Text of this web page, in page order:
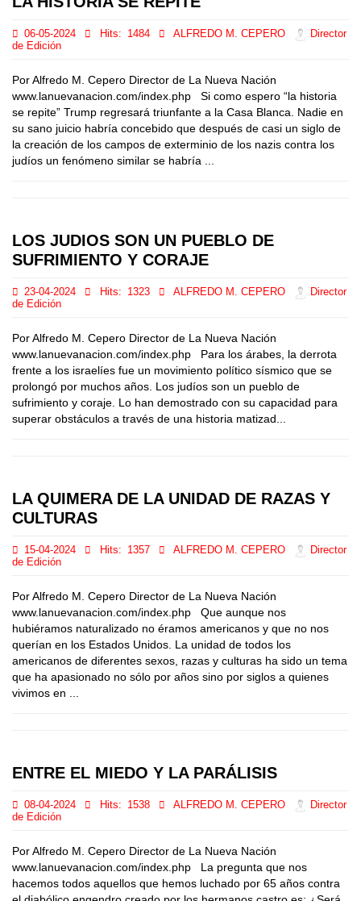
06-05-2024 Hits: 1484 ALFREDO M. CEPERO
Director
de Edición
Por Alfredo M. Cepero Director de La Nueva Nación
www.lanuevanacion.com/index.php Si como espero “la historia
se repite” Trump regresará triunfante a la Casa Blanca. Nadie en
su sano juicio habría concebido que después de casi un siglo de
la creación de los campos de exterminio de los nazis contra los
judíos un fenómeno similar se habría ...
LOS JUDIOS SON UN PUEBLO DE
SUFRIMIENTO Y CORAJE
23-04-2024 Hits: 1323 ALFREDO M. CEPERO
Director
de Edición
Por Alfredo M. Cepero Director de La Nueva Nación
www.lanuevanacion.com/index.php Para los árabes, la derrota
frente a los israelíes fue un movimiento político sísmico que se
prolongó por muchos años. Los judíos son un pueblo de
sufrimiento y coraje. Lo han demostrado con su capacidad para
superar obstáculos a través de una historia matizad...
LA QUIMERA DE LA UNIDAD DE RAZAS Y
CULTURAS
15-04-2024 Hits: 1357 ALFREDO M. CEPERO
Director
de Edición
Por Alfredo M. Cepero Director de La Nueva Nación
www.lanuevanacion.com/index.php Que aunque nos
hubiéramos naturalizado no éramos americanos y que no nos
querían en los Estados Unidos. La unidad de todos los
americanos de diferentes sexos, razas y culturas ha sido un tema
que ha apasionado no sólo por años sino por siglos a quienes
vivimos en ...
ENTRE EL MIEDO Y LA PARÁLISIS
08-04-2024 Hits: 1538 ALFREDO M. CEPERO
Director
de Edición
Por Alfredo M. Cepero Director de La Nueva Nación
www.lanuevanacion.com/index.php La pregunta que nos
hacemos todos aquellos que hemos luchado por 65 años contra